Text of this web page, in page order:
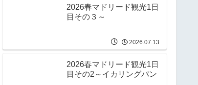
2026春マドリード観光1日
目その３～
2026.07.13
2026春マドリード観光1日
目その2～イカリングパン